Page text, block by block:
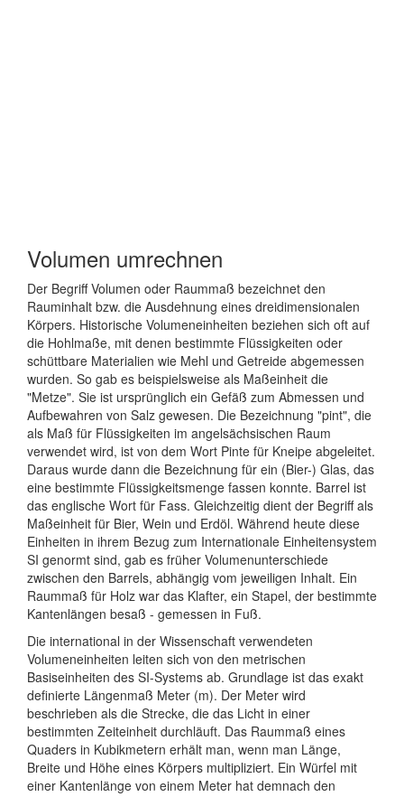
Volumen umrechnen
Der Begriff Volumen oder Raummaß bezeichnet den
Rauminhalt bzw. die Ausdehnung eines dreidimensionalen
Körpers. Historische Volumeneinheiten beziehen sich oft auf
die Hohlmaße, mit denen bestimmte Flüssigkeiten oder
schüttbare Materialien wie Mehl und Getreide abgemessen
wurden. So gab es beispielsweise als Maßeinheit die
"Metze". Sie ist ursprünglich ein Gefäß zum Abmessen und
Aufbewahren von Salz gewesen. Die Bezeichnung "pint", die
als Maß für Flüssigkeiten im angelsächsischen Raum
verwendet wird, ist von dem Wort Pinte für Kneipe abgeleitet.
Daraus wurde dann die Bezeichnung für ein (Bier-) Glas, das
eine bestimmte Flüssigkeitsmenge fassen konnte. Barrel ist
das englische Wort für Fass. Gleichzeitig dient der Begriff als
Maßeinheit für Bier, Wein und Erdöl. Während heute diese
Einheiten in ihrem Bezug zum Internationale Einheitensystem
SI genormt sind, gab es früher Volumenunterschiede
zwischen den Barrels, abhängig vom jeweiligen Inhalt. Ein
Raummaß für Holz war das Klafter, ein Stapel, der bestimmte
Kantenlängen besaß - gemessen in Fuß.
Die international in der Wissenschaft verwendeten
Volumeneinheiten leiten sich von den metrischen
Basiseinheiten des SI-Systems ab. Grundlage ist das exakt
definierte Längenmaß Meter (m). Der Meter wird
beschrieben als die Strecke, die das Licht in einer
bestimmten Zeiteinheit durchläuft. Das Raummaß eines
Quaders in Kubikmetern erhält man, wenn man Länge,
Breite und Höhe eines Körpers multipliziert. Ein Würfel mit
einer Kantenlänge von einem Meter hat demnach den